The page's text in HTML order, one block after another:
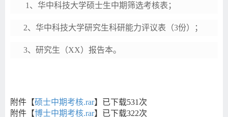
1、华中科技大学硕士生中期筛选考核表；
2、华中科技大学研究生科研能力评议表（3份）；
3、研究生（XX）报告本。
附件【硕士中期考核.rar】已下载531 次
附件【博士中期考核.rar】已下载322次